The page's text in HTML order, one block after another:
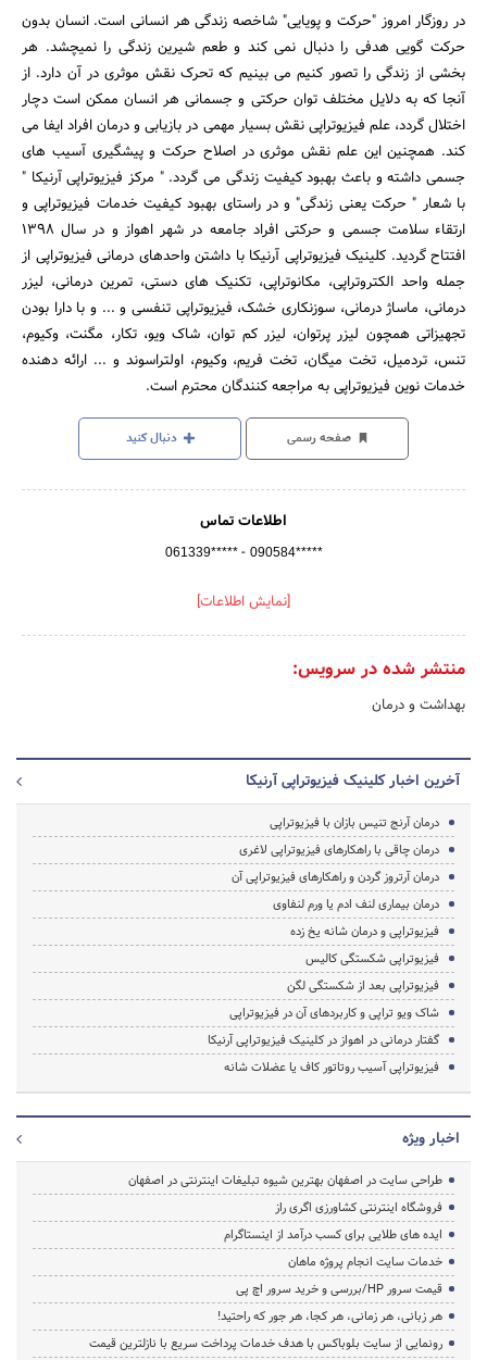
در روزگار امروز "حرکت و پویایی" شاخصه زندگی هر انسانی است. انسان بدون
حرکت گویی هدفی را دنبال نمی کند و طعم شیرین زندگی را نمیچشد. هر
بخشی از زندگی را تصور کنیم می بینیم که تحرک نقش موثری در آن دارد. از
آنجا که به دلایل مختلف توان حرکتی و جسمانی هر انسان ممکن است دچار
اختلال گردد، علم فیزیوتراپی نقش بسیار مهمی در بازیابی و درمان افراد ایفا می
کند. همچنین این علم نقش موثری در اصلاح حرکت و پیشگیری آسیب های
جسمی داشته و باعث بهبود کیفیت زندگی می گردد. " مرکز فیزیوتراپی آرنیکا "
با شعار " حرکت یعنی زندگی" و در راستای بهبود کیفیت خدمات فیزیوتراپی و
ارتقاء سلامت جسمی و حرکتی افراد جامعه در شهر اهواز و در سال 1398
افتتاح گردید. کلینیک فیزیوتراپی آرنیکا با داشتن واحدهای درمانی فیزیوتراپی از
جمله واحد الکتروتراپی، مکانوتراپی، تکنیک های دستی، تمرین درمانی، لیزر
درمانی، ماساژ درمانی، سوزنکاری خشک، فیزیوتراپی تنفسی و ... و با دارا بودن
تجهیزاتی همچون لیزر پرتوان، لیزر کم توان، شاک ویو، تکار، مگنت، وکیوم،
تنس، تردمیل، تخت میگان، تخت فریم، وکیوم، اولتراسوند و ... ارائه دهنده
خدمات نوین فیزیوتراپی به مراجعه کنندگان محترم است.
صفحه رسمی دنبال کنید
اطلاعات تماس
061339***** - 090584*****
[نمایش اطلاعات]
منتشر شده در سرویس:
بهداشت و درمان
آخرین اخبار کلینیک فیزیوتراپی آرنیکا
درمان آرنج تنیس بازان با فیزیوتراپی
درمان چاقی با راهکارهای فیزیوتراپی لاغری
درمان آرتروز گردن و راهکارهای فیزیوتراپی آن
درمان بیماری لنف ادم یا ورم لنفاوی
فیزیوتراپی و درمان شانه یخ زده
فیزیوتراپی شکستگی کالیس
فیزیوتراپی بعد از شکستگی لگن
شاک ویو تراپی و کاربردهای آن در فیزیوتراپی
گفتار درمانی در اهواز در کلینیک فیزیوتراپی آرنیکا
فیزیوتراپی آسیب روتاتور کاف یا عضلات شانه
اخبار ویژه
طراحی سایت در اصفهان بهترین شیوه تبلیغات اینترنتی در اصفهان
فروشگاه اینترنتی کشاورزی اگری راز
ایده های طلایی برای کسب درآمد از اینستاگرام
خدمات سایت انجام پروژه ماهان
قیمت سرور HP/بررسی و خرید سرور اچ پی
هر زبانی، هر زمانی، هر کجا، هر جور که راحتید!
رونمایی از سایت بلوباکس با هدف خدمات پرداخت سریع با نازلترین قیمت